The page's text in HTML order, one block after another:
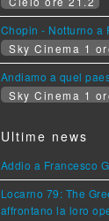
Chopin - Notturno a
Sky Cinema 1
Andiamo a quel
Sky Cinema 1
Ultime news
Addio a Francesco
Locarno 79: The
affrontano la loro